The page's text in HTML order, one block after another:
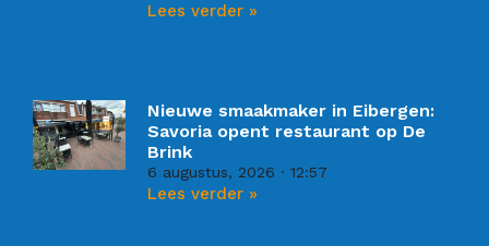
Lees verder »
Nieuwe smaakmaker in Eibergen:
Savoria opent restaurant op De
Brink
6 augustus, 2026 12:57
Lees verder »